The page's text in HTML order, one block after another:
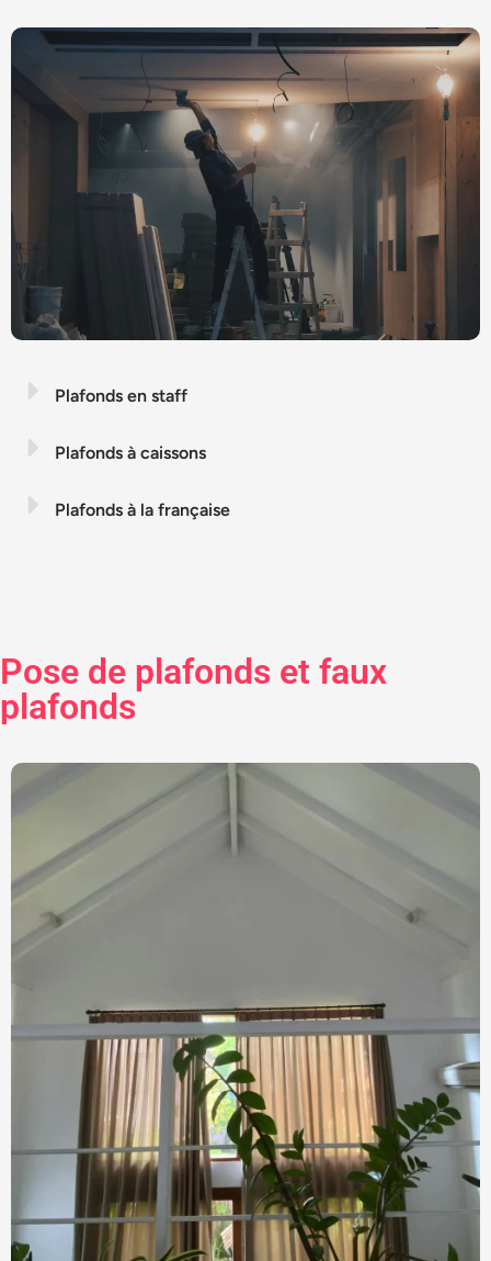
Plafonds en staff
Plafonds à caissons
Plafonds à la française
Pose de plafonds et faux
plafonds